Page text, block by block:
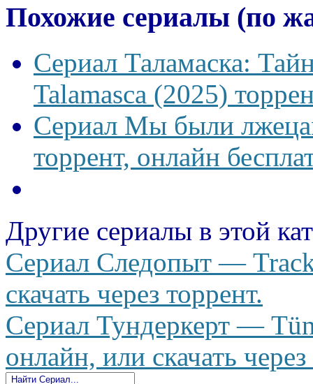
Похожие сериалы (по
Сериал Таламаска:
Talamasca (2025)
Сериал Мы были
торрент, онлайн
Другие сериалы в этой
Сериал Следопыт —
скачать через торрент.
Сериал Тундеркерт —
онлайн, или скачать